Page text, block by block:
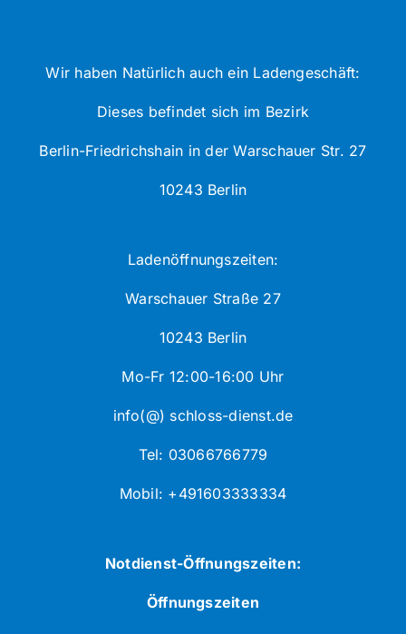
Wir haben Natürlich auch ein Ladengeschäft:
Dieses befindet sich im Bezirk
Berlin-Friedrichshain in der Warschauer Str. 27
10243 Berlin
Ladenöffnungszeiten:
Warschauer Straße 27
10243 Berlin
Mo-Fr 12:00-16:00 Uhr
info(@) schloss-dienst.de
Tel: 03066766779
Mobil: +491603333334
Notdienst-Öffnungszeiten:
Öffnungszeiten